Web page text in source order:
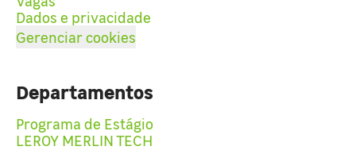
Dados e privacidade
Gerenciar cookies
Departamentos
Programa de Estágio
LEROY MERLIN TECH